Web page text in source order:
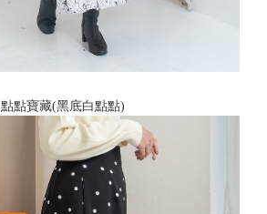
點點寶藏(黑底白點點)